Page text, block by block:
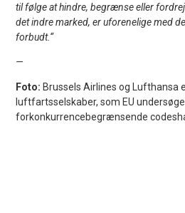
til følge at hindre, begrænse eller
det indre marked, er uforenelige med
forbudt.“
—
Foto: Brussels Airlines og Lufthansa
luftfartsselskaber, som EU
forkonkurrencebegrænsende